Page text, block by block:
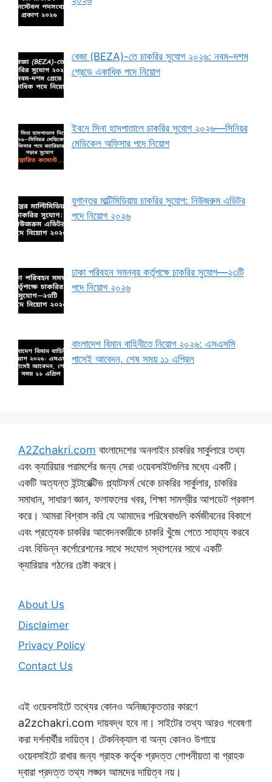
বেজা (BEZA)-তে চাকরির সুযোগ ২০২৬: নবম–দশম
গ্রেডে একাধিক পদে নিয়োগ
ইবনে সিনা হাসপাতালে চাকরির সুযোগ ২০২৬—সিনিয়র
মেডিকেল অফিসার পদে নিয়োগ
যুগান্তর মাল্টিমিডিয়ায় চাকরির সুযোগ: নিউজরুম এডিটর
পদে নিয়োগ ২০২৬
ঢাকা পরিবহন সমন্বয় কর্তৃপক্ষে চাকরির সুযোগ—২৩টি
পদে নিয়োগ ২০২৬
বাংলাদেশ বিমান বাহিনীতে নিয়োগ ২০২৬: এসএসসি
পাসেই আবেদন, শেষ সময় ১১ এপ্রিল
A2Zchakri.com বাংলাদেশের অনলাইন চাকরির সার্কুলারে তথ্য
এবং ক্যারিয়ার পরামর্শের জন্য সেরা ওয়েবসাইটগুলির মধ্যে একটি।
একটি অত্যন্ত ইন্টারেক্টিভ প্ল্যাটফর্ম থেকে চাকরির সার্কুলার, চাকরির
সমাধান, সাধারণ জ্ঞান, ফলাফলের খবর, শিক্ষা সামগ্রীর আপডেট প্রকাশ
করে। আমরা বিশ্বাস করি যে আমাদের পরিষেবাগুলি কর্মজীবনের বিকাশে
এবং প্রত্যেক চাকরির আবেদনকারীকে চাকরি খুঁজে পেতে সাহায্য করবে
এবং বিভিন্ন কর্পোরেশনের সাথে সংযোগ স্থাপনের সাথে একটি
ক্যারিয়ার গঠনের চেষ্টা করবে।
About Us
Disclaimer
Privacy Policy
Contact Us
এই ওয়েবসাইটে তথ্যের কোনও অনিচ্ছাকৃততার কারণে
a2zchakri.com দায়বদ্ধ হবে না। সাইটের তথ্য আরও গবেষণা
করা দর্শনার্থীর দায়িত্ব। টেকনিক্যাল বা অন্য কোনও উপায়ে
ওয়েবসাইটে রাখার জন্য গ্রাহক কর্তৃক প্রদত্ত গোপনীয়তা বা গ্রাহক
দ্বারা প্রদত্ত তথ্য লঙ্ঘন আমদের দায়িত্ব নয়।